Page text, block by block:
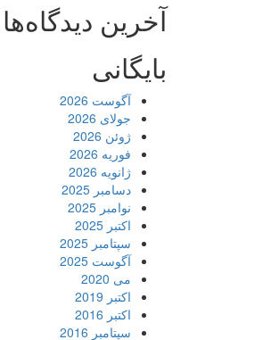
آخرین دیدگاه‌ها
بایگانی
آگوست 2026
جولای 2026
ژوئن 2026
فوریه 2026
ژانویه 2026
دسامبر 2025
نوامبر 2025
اکتبر 2025
سپتامبر 2025
آگوست 2025
می 2020
اکتبر 2019
اکتبر 2016
سپتامبر 2016